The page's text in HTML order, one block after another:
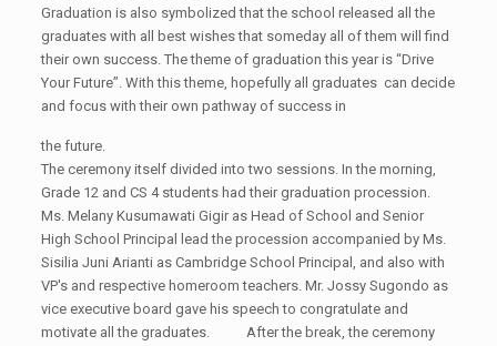
Graduation is also symbolized that the school released all the
graduates with all best wishes that someday all of them will find
their own success. The theme of graduation this year is “Drive
Your Future”. With this theme, hopefully all graduates can decide
and focus with their own pathway of success in
the future.
The ceremony itself divided into two sessions. In the morning,
Grade 12 and CS 4 students had their graduation procession.
Ms. Melany Kusumawati Gigir as Head of School and Senior
High School Principal lead the procession accompanied by Ms.
Sisilia Juni Arianti as Cambridge School Principal, and also with
VP's and respective homeroom teachers. Mr. Jossy Sugondo as
vice executive board gave his speech to congratulate and
motivate all the graduates. After the break, the ceremony